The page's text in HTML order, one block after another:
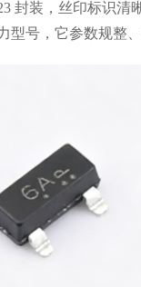
封装，丝印标识
号，它参数规整